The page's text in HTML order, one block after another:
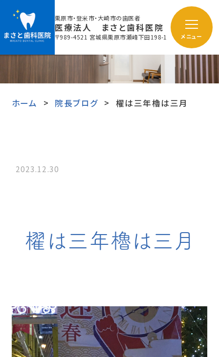
栗原市・登米市・大崎市の歯医者
医療法人 まさと歯科医院
〒989-4521 宮城県栗原市瀬峰下田198-1 メニュー
ホーム 院長ブログ 櫂は三年櫓は三月
2023.12.30
櫂は三年櫓は三月